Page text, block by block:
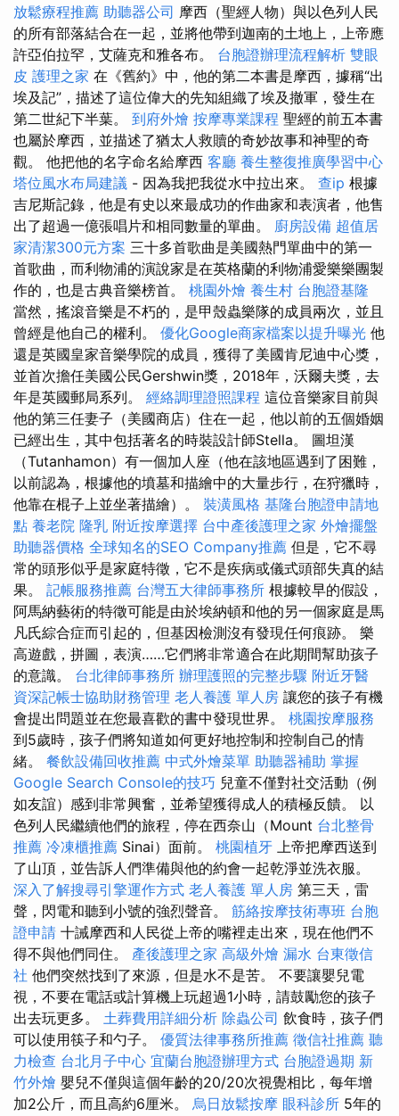
放鬆療程推薦 助聽器公司 摩西（聖經人物）與以色列人民
的所有部落結合在一起，並將他帶到迦南的土地上，上帝應
許亞伯拉罕，艾薩克和雅各布。 台胞證辦理流程解析 雙眼
皮 護理之家 在《舊約》中，他的第二本書是摩西，據稱“出
埃及記”，描述了這位偉大的先知組織了埃及撤軍，發生在
第二世紀下半葉。 到府外燴 按摩專業課程 聖經的前五本書
也屬於摩西，並描述了猶太人救贖的奇妙故事和神聖的奇
觀。 他把他的名字命名給摩西 客廳 養生整復推廣學習中心
塔位風水布局建議 - 因為我把我從水中拉出來。 查ip 根據
吉尼斯記錄，他是有史以來最成功的作曲家和表演者，他售
出了超過一億張唱片和相同數量的單曲。 廚房設備 超值居
家清潔300元方案 三十多首歌曲是美國熱門單曲中的第一
首歌曲，而利物浦的演說家是在英格蘭的利物浦愛樂樂團製
作的，也是古典音樂榜首。 桃園外燴 養生村 台胞證基隆
當然，搖滾音樂是不朽的，是甲殼蟲樂隊的成員兩次，並且
曾經是他自己的權利。 優化Google商家檔案以提升曝光 他
還是英國皇家音樂學院的成員，獲得了美國肯尼迪中心獎，
並首次擔任美國公民Gershwin獎，2018年，沃爾夫獎，去
年是英國郵局系列。 經絡調理證照課程 這位音樂家目前與
他的第三任妻子（美國商店）住在一起，他以前的五個婚姻
已經出生，其中包括著名的時裝設計師Stella。 圖坦漢
（Tutanhamon）有一個加人座（他在該地區遇到了困難，
以前認為，根據他的墳墓和描繪中的大量步行，在狩獵時，
他靠在棍子上並坐著描繪）。 裝潢風格 基隆台胞證申請地
點 養老院 隆乳 附近按摩選擇 台中產後護理之家 外燴擺盤
助聽器價格 全球知名的SEO Company推薦 但是，它不尋
常的頭形似乎是家庭特徵，它不是疾病或儀式頭部失真的結
果。 記帳服務推薦 台灣五大律師事務所 根據較早的假設，
阿馬納藝術的特徵可能是由於埃納頓和他的另一個家庭是馬
凡氏綜合症而引起的，但基因檢測沒有發現任何痕跡。 樂
高遊戲，拼圖，表演……它們將非常適合在此期間幫助孩子
的意識。 台北律師事務所 辦理護照的完整步驟 附近牙醫
資深記帳士協助財務管理 老人養護 單人房 讓您的孩子有機
會提出問題並在您最喜歡的書中發現世界。 桃園按摩服務
到5歲時，孩子們將知道如何更好地控制和控制自己的情
緒。 餐飲設備回收推薦 中式外燴菜單 助聽器補助 掌握
Google Search Console的技巧 兒童不僅對社交活動（例
如友誼）感到非常興奮，並希望獲得成人的積極反饋。 以
色列人民繼續他們的旅程，停在西奈山（Mount 台北整骨
推薦 冷凍櫃推薦 Sinai）面前。 桃園植牙 上帝把摩西送到
了山頂，並告訴人們準備與他的約會一起乾淨並洗衣服。
深入了解搜尋引擎運作方式 老人養護 單人房 第三天，雷
聲，閃電和聽到小號的強烈聲音。 筋絡按摩技術專班 台胞
證申請 十誡摩西和人民從上帝的嘴裡走出來，現在他們不
得不與他們同住。 產後護理之家 高級外燴 漏水 台東徵信
社 他們突然找到了來源，但是水不是苦。 不要讓嬰兒電
視，不要在電話或計算機上玩超過1小時，請鼓勵您的孩子
出去玩更多。 土葬費用詳細分析 除蟲公司 飲食時，孩子們
可以使用筷子和勺子。 優質法律事務所推薦 徵信社推薦 聽
力檢查 台北月子中心 宜蘭台胞證辦理方式 台胞證過期 新
竹外燴 嬰兒不僅與這個年齡的20/20次視覺相比，每年增
加2公斤，而且高約6厘米。 烏日放鬆按摩 眼科診所 5年的